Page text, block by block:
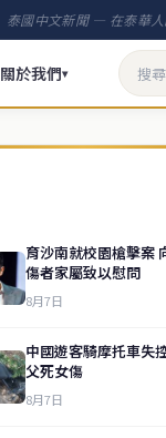
泰國中文新聞 — 在泰華
關於我們▾
育沙南就校園槍擊案
傷者家屬致以慰問
8月7日
中國遊客騎摩托車失
父死女傷
8月7日